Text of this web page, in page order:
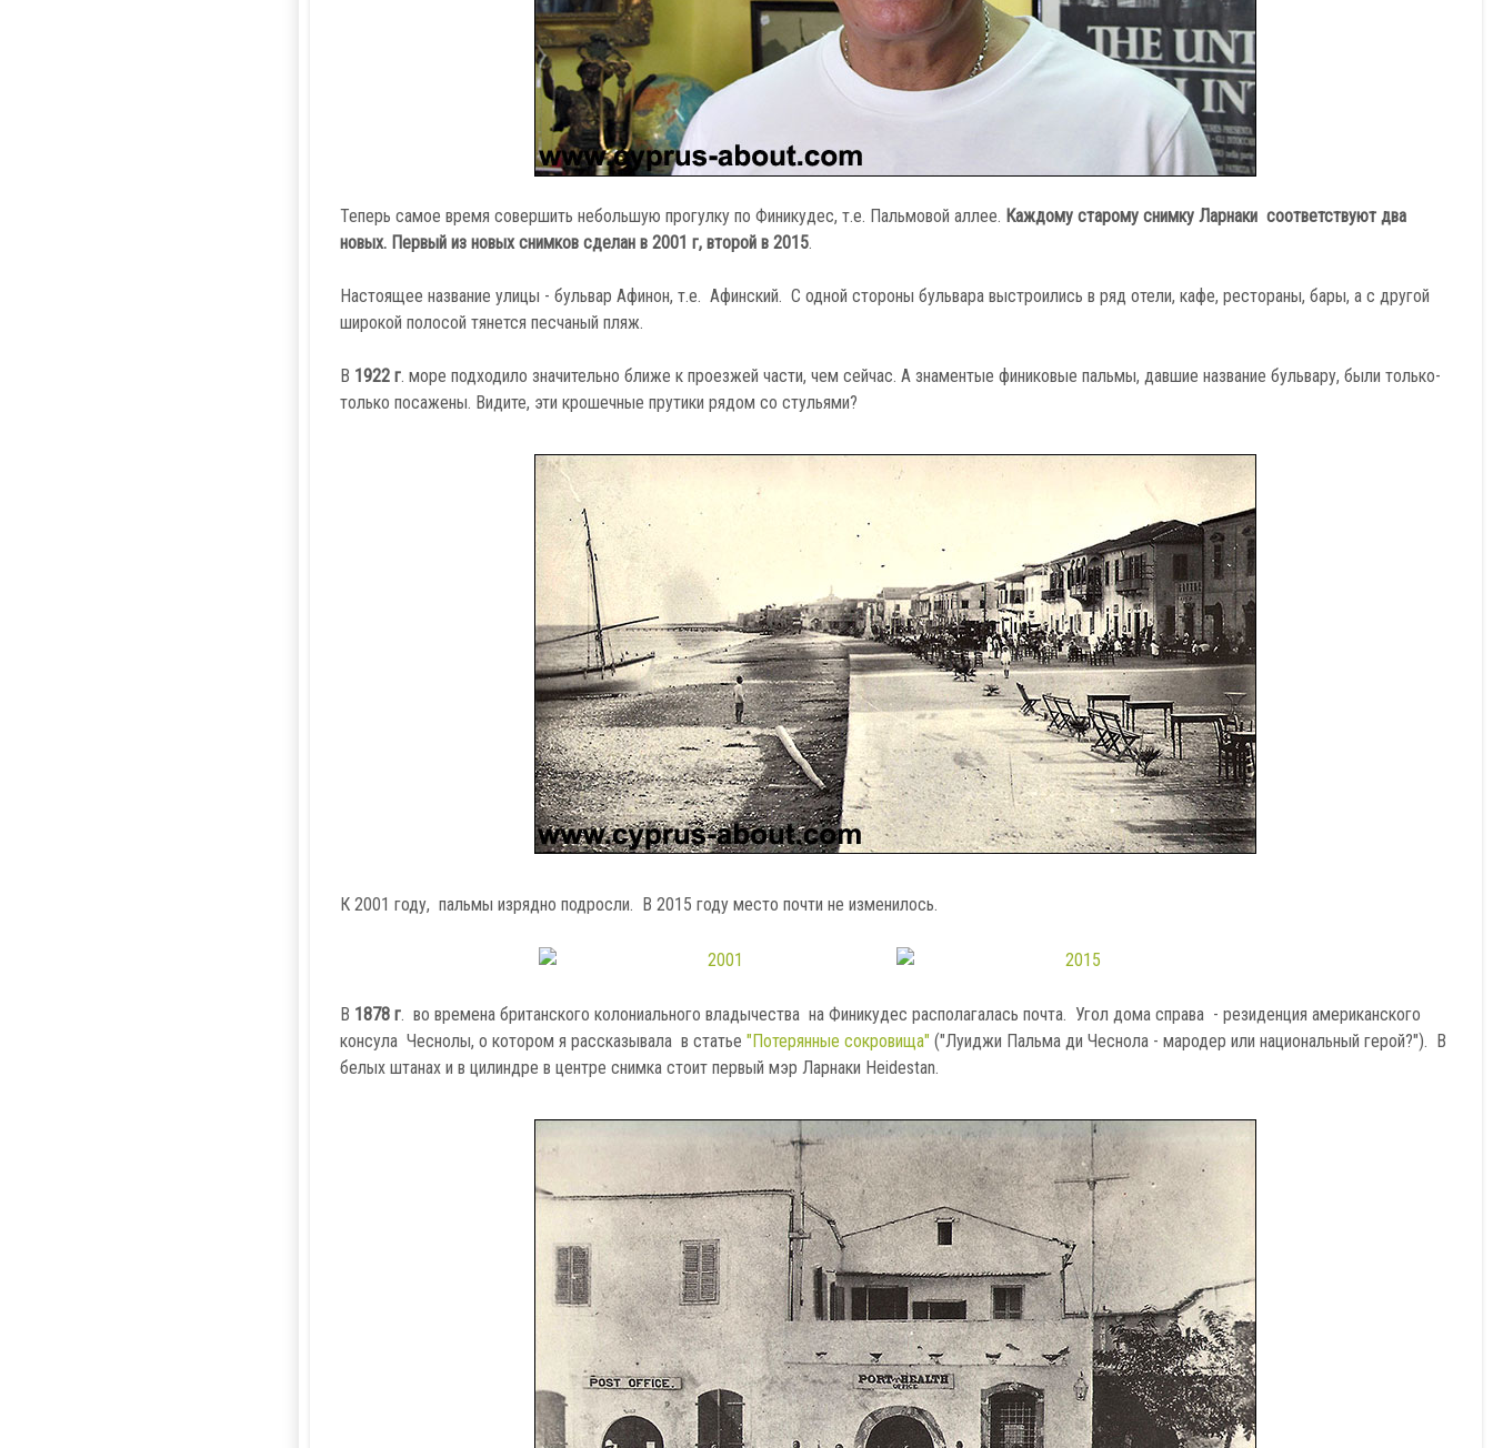
Теперь самое время совершить небольшую прогулку по Финикудес, т.е. Пальмовой аллее. Каждому старому снимку Ларнаки соответствуют два
новых. Первый из новых снимков сделан в 2001 г, второй в 2015.
Настоящее название улицы - бульвар Афинон, т.е. Афинский. С одной стороны бульвара выстроились в ряд отели, кафе, рестораны, бары, а с другой
широкой полосой тянется песчаный пляж.
В 1922 г. море подходило значительно ближе к проезжей части, чем сейчас. А знаментые финиковые пальмы, давшие название бульвару, были только-
только посажены. Видите, эти крошечные прутики рядом со стульями?
К 2001 году, пальмы изрядно подросли. В 2015 году место почти не изменилось.
В 1878 г. во времена британского колониального владычества на Финикудес располагалась почта. Угол дома справа - резиденция американского
консула Чеснолы, о котором я рассказывала в статье "Потерянные сокровища" ("Луиджи Пальма ди Чеснола - мародер или национальный герой?"). В
белых штанах и в цилиндре в центре снимка стоит первый мэр Ларнаки Heidestan.